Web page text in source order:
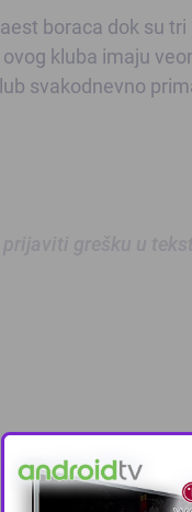
boraca dok su
kluba imaju
svakodnevno